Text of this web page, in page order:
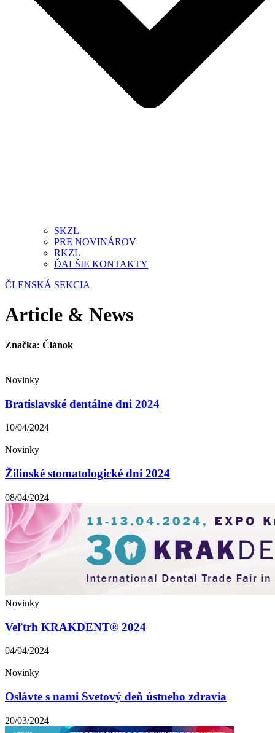
SKZL
PRE NOVINÁROV
RKZL
ĎALŠIE KONTAKTY
ČLENSKÁ SEKCIA
Article & News
Značka: Článok
Novinky
Bratislavské dentálne dni 2024
10/04/2024
Novinky
Žilinské stomatologické dni 2024
08/04/2024
Novinky
Veľtrh KRAKDENT® 2024
04/04/2024
Novinky
Oslávte s nami Svetový deň ústneho zdravia
20/03/2024